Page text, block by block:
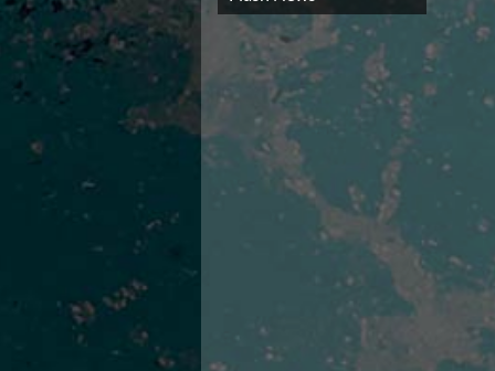
Campionato A2 Maschile
Campionato A2 Femminile
Campionato B Maschile
Storico Campionati 2003-2017
Finali Giovanili
Trofei delle Regioni
CoMeN Cup
News
Flash News
Waterpolo Channel
Azzurri